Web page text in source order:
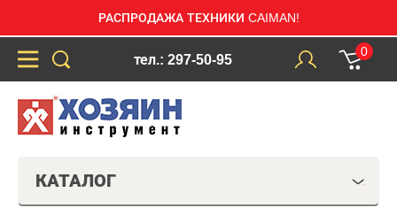
РАСПРОДАЖА ТЕХНИКИ CAIMAN!
тел.: 297-50-95
0
КАТАЛОГ